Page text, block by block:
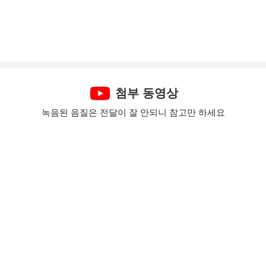
첨부 동영상
녹음된 음질은 전달이 잘 안되니 참고만 하세요